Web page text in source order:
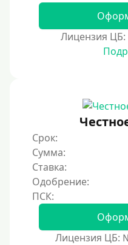
Мини займы
На большую сумму
Банковские карты и
С помощью системы
ВТБ
Виза (Visa)
Тинькофф
На карту Кукуруза
Лицензия ЦБ:
Срок:
Сумма:
Ставка:
Одобрение:
Лицензия ЦБ: